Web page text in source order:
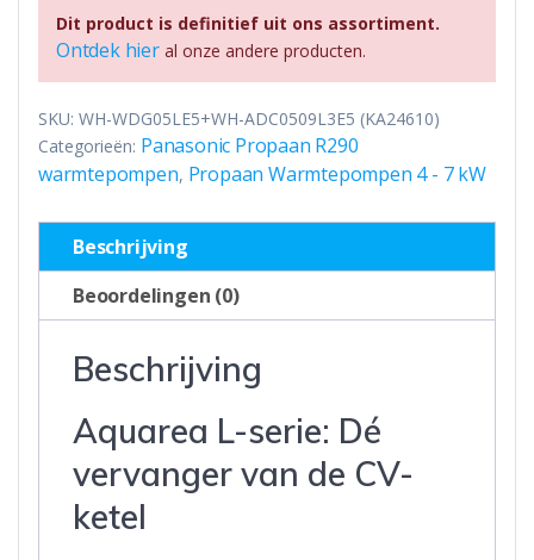
Dit product is definitief uit ons assortiment.
Ontdek hieral onze andere producten.
SKU: WH-WDG05LE5+WH-ADC0509L3E5 (KA24610)
Categorieën: Panasonic Propaan R290
warmtepompen, Propaan Warmtepompen 4 - 7 kW
Beschrijving
Beoordelingen (0)
Beschrijving
Aquarea L-serie: Dé
vervanger van de CV-
ketel